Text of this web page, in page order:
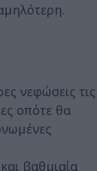
νεφώσεις τις
οπότε θα
βαθμιαία